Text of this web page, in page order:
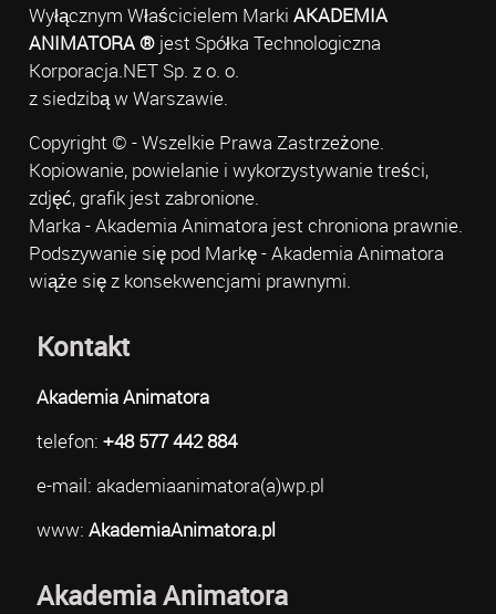
Wyłącznym Właścicielem Marki AKADEMIA
ANIMATORA ®jest Spółka Technologiczna
Korporacja.NET Sp. z o. o.
z siedzibą w Warszawie.
Copyright © - Wszelkie Prawa Zastrzeżone.
Kopiowanie, powielanie i wykorzystywanie treści,
zdjęć, grafik jest zabronione.
Marka - Akademia Animatora jest chroniona prawnie.
Podszywanie się pod Markę - Akademia Animatora
wiąże się z konsekwencjami prawnymi.
Kontakt
Akademia Animatora
telefon: +48 577 442 884
e-mail: akademiaanimatora(a)wp.pl
www: AkademiaAnimatora.pl
Akademia Animatora